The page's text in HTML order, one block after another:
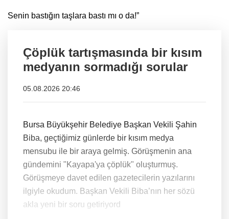
Senin bastığın taşlara bastı mı o da!”
Çöplük tartışmasında bir kısım
medyanın sormadığı sorular
05.08.2026 20:46
Bursa Büyükşehir Belediye Başkan Vekili Şahin
Biba, geçtiğimiz günlerde bir kısım medya
mensubu ile bir araya gelmiş. Görüşmenin ana
gündemini "Kayapa'ya çöplük" oluşturmuş.
Görüşmeye davet edilen gazetecilerin yazılarını
ilgiyle okudum. Başkan Vekili Biba’nın her sözü
akla yeni bir soru getiriyord